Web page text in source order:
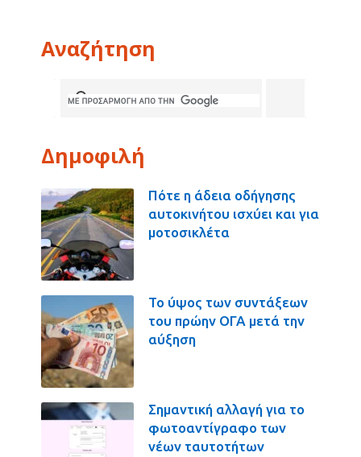
Αναζήτηση
Δημοφιλή
Πότε η άδεια οδήγησης
αυτοκινήτου ισχύει και για
μοτοσικλέτα
Το ύψος των συντάξεων
του πρώην ΟΓΑ μετά την
αύξηση
Σημαντική αλλαγή για το
φωτοαντίγραφο των
νέων ταυτοτήτων